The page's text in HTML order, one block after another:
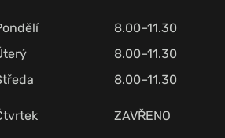
8.00–11.30
8.00–11.30
8.00–11.30
ZAVŘENO